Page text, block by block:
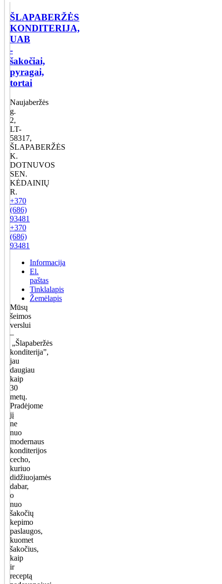
ŠLAPABERŽĖS
KONDITERIJA,
UAB
-
šakočiai,
pyragai,
tortai
Naujaberžės
g.
2,
LT-
58317,
ŠLAPABERŽĖS
K.
DOTNUVOS
SEN.
KĖDAINIŲ
R.
+370
(686)
93481
+370
(686)
93481
Informacija
El.
paštas
Tinklalapis
Žemėlapis
Mūsų
šeimos
verslui
–
„Šlapaberžės
konditerija”,
jau
daugiau
kaip
30
metų.
Pradėjome
jį
ne
nuo
modernaus
konditerijos
cecho,
kuriuo
didžiuojamės
dabar,
o
nuo
šakočių
kepimo
paslaugos,
kuomet
šakočius,
kaip
ir
receptą